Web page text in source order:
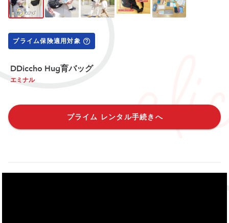
プライム保険適用対象
DDiccho Hug育バッグ
エミナル
プライム レンタル手続きへ